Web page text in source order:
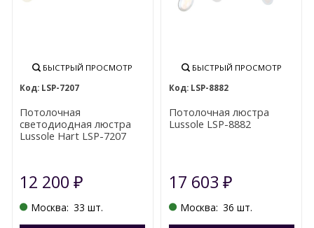
БЫСТРЫЙ ПРОСМОТР
LSP-7207
Потолочная
светодиодная люстра
Lussole Hart LSP-7207
12 200₽
Москва: 33 шт.
БЫСТРЫЙ ПРОСМОТР
LSP-8882
Потолочная люстра
Lussole LSP-8882
17 603 ₽
Москва: 36 шт.